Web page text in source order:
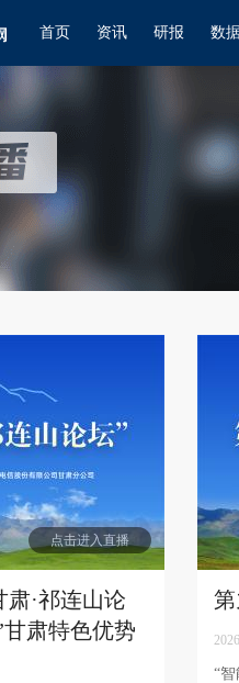
首页 资讯 研报 数
点击进入直播
肃·祁连山论
甘肃特色优势
“